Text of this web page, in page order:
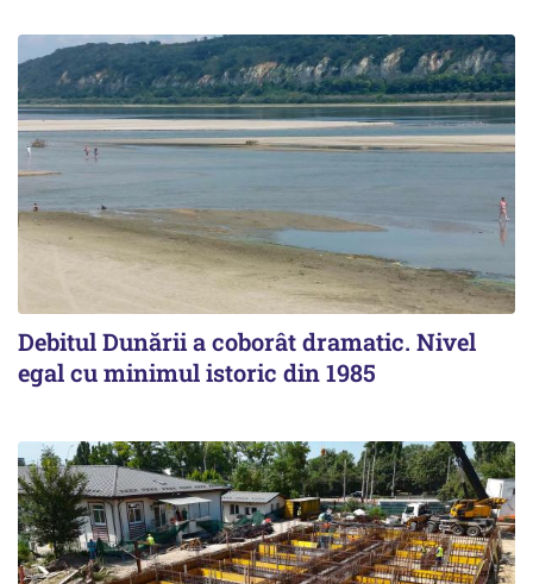
Debitul Dunării a coborât dramatic. Nivel
egal cu minimul istoric din 1985